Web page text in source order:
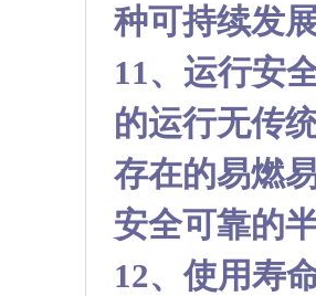
种可持续发
11、运行安
的运行无传
存在的易燃
安全可靠的
12、使用寿